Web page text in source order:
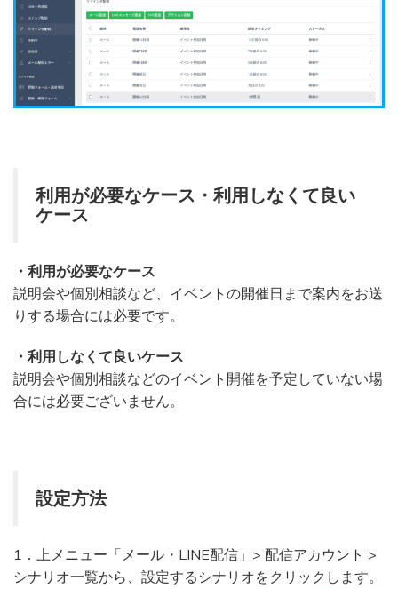
利用が必要なケース・利用しなくて良い
ケース
・利用が必要なケース
説明会や個別相談など、イベントの開催日まで案内をお送
りする場合には必要です。
・利用しなくて良いケース
説明会や個別相談などのイベント開催を予定していない場
合には必要ございません。
設定方法
1．上メニュー「メール・LINE配信」> 配信アカウント >
シナリオ一覧から、設定するシナリオをクリックします。